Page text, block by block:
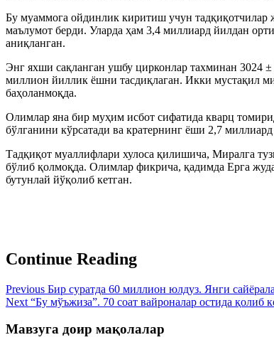
Бу муаммога ойдинлик киритиш учун тадқиқотчилар
маълумот берди. Уларда ҳам 3,4 миллиард йилдан
аниқланган.
Энг яхши сақланган ушбу цирконлар тахминан 3024
миллион йиллик ёшни тасдиқлаган. Икки мустақил
баҳоланмоқда.
Олимлар яна бир муҳим исбот сифатида кварц
бўлганини кўрсатади ва кратернинг ёши 2,7
Тадқиқот муаллифлари хулоса қилишича, Миралга
бўлиб қолмоқда. Олимлар фикрича, қадимда Ерга
бутунлай йўқолиб кетган.
Continue Reading
Previous Бир суратда 60 миллион юлдуз. Янги
Next “Бу мўъжиза”. 70 соат вайроналар остида қолиб
Мавзуга доир мақолалар